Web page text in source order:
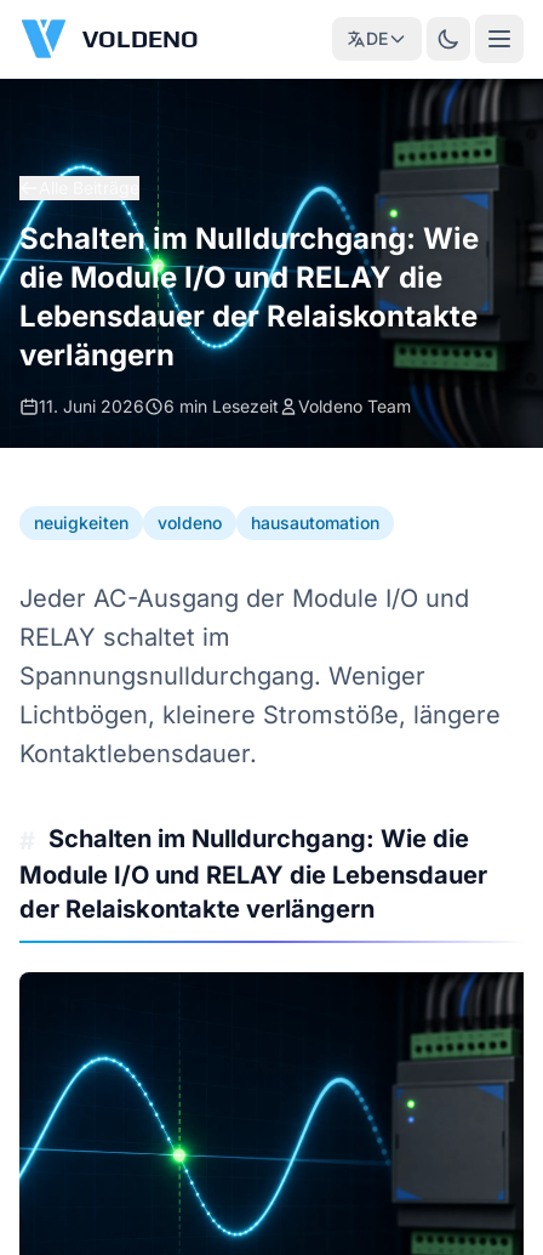
VOLDENO DE
Schalten im Nulldurchgang: Wie
die Module I/O und RELAY die
Lebensdauer der Relaiskontakte
verlängern
11. Juni 2026 6 min Lesezeit Voldeno Team
neuigkeiten voldeno hausautomation
Jeder AC-Ausgang der Module I/O und
RELAY schaltet im
Spannungsnulldurchgang. Weniger
Lichtbögen, kleinere Stromstöße, längere
Kontaktlebensdauer.
Schalten im Nulldurchgang: Wie die
Module I/O und RELAY die Lebensdauer
der Relaiskontakte verlängern